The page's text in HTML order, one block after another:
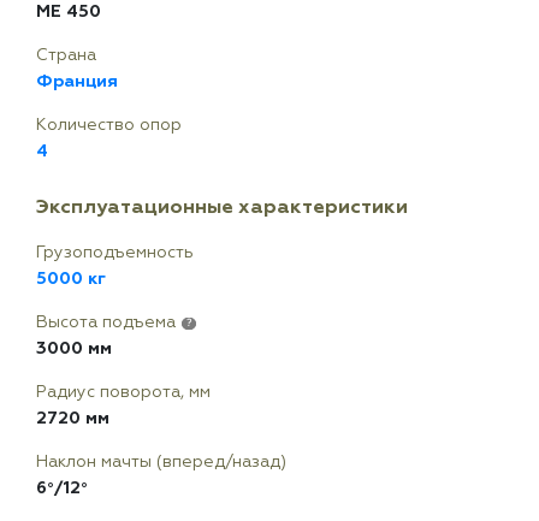
ME 450
Страна
Франция
Количество опор
4
Эксплуатационные характеристики
Грузоподъемность
5000 кг
Высота подъема ?
3000 мм
Радиус поворота, мм
2720 мм
Наклон мачты (вперед/назад)
6°/12°